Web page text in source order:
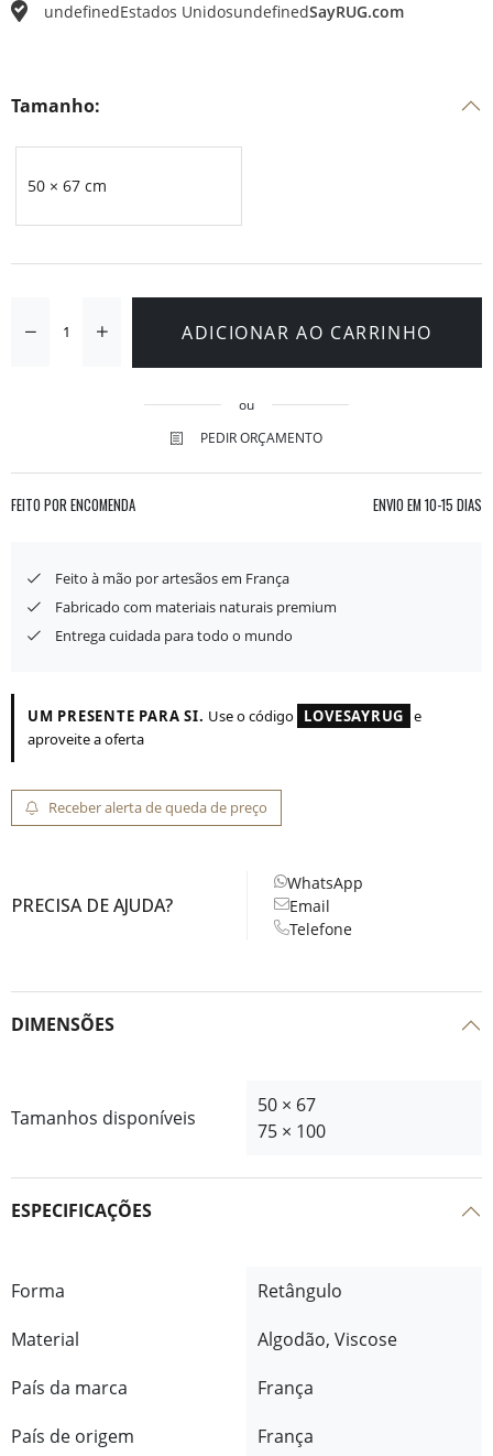
undefinedEstados UnidosundefinedSayRUG.com
Tamanho:
50 × 67 cm
ADICIONAR AO CARRINHO
ou
PEDIR ORÇAMENTO
FEITO POR ENCOMENDA ENVIO EM 10-15 DIAS
Feito à mão por artesãos em França
Fabricado com materiais naturais premium
Entrega cuidada para todo o mundo
UM PRESENTE PARA SI. Use o código LOVESAYRUG e
aproveite a oferta
Receber alerta de queda de preço
PRECISA DE AJUDA?
WhatsApp
Email
Telefone
DIMENSÕES
Tamanhos disponíveis
50 × 67
75 × 100
ESPECIFICAÇÕES
Forma
Retângulo
Material
Algodão, Viscose
País da marca
França
País de origem
França